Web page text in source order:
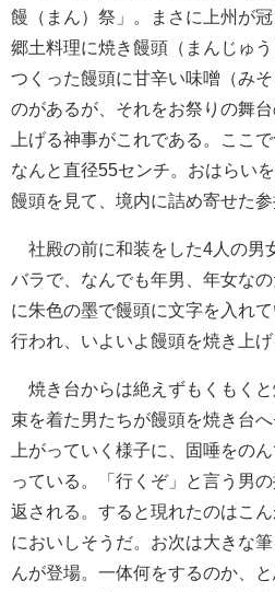
饅（まん）祭」。まさに上州が
郷土料理に焼き饅頭（まんじゅ
つくった饅頭に甘辛い味噌（み
のがあるが、それをお祭りの舞
上げる神事がこれである。ここ
なんと直径55センチ。おはらい
饅頭を見て、境内に詰め寄せた参
社殿の前に和装をした4人の男
バラで、なんでも年男、年女な
に朱色の墨で饅頭に文字を入れ
行われ、いよいよ饅頭を焼き上げ
焼き台からは絶えずもくもく
束を着た男たちが饅頭を焼き台
上がっていく様子に、固唾をの
っている。「行くぞ」と言う男
返される。すると現れたのはこ
においしそうだ。お次は大きな
んが登場。一体何をするのか、